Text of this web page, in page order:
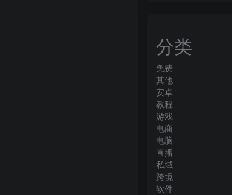
分类
免费
其他
安卓
教程
游戏
电商
电脑
直播
私域
跨境
软件